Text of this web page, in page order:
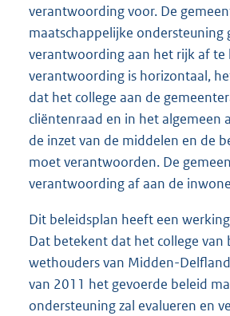
verantwoording voor. De
maatschappelijke ondersteuning
verantwoording aan het rijk af te
verantwoording is horizontaal,
dat het college aan de
cliëntenraad en in het algemeen
de inzet van de middelen en de
moet verantwoorden. De
verantwoording af aan de
Dit beleidsplan heeft een
Dat betekent dat het college van
wethouders van Midden-
van 2011 het gevoerde beleid
ondersteuning zal evalueren en